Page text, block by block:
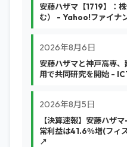
安藤ハザマ【1719】：
む） - Yahoo!ファイナ
2026年8月6日
安藤ハザマと神戸高専
用で共同研究を開始 -
2026年8月5日
【決算速報】安藤ハザ
常利益は41.6％増(フィ
↗